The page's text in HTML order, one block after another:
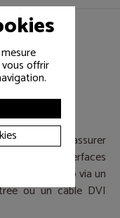
permet d’assurer
des interfaces
signal vidéo via un
ou un câble DVI
offrir